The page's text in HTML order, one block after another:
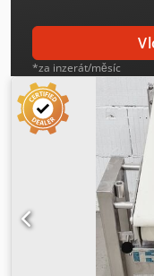
*za inzerát/měsíc